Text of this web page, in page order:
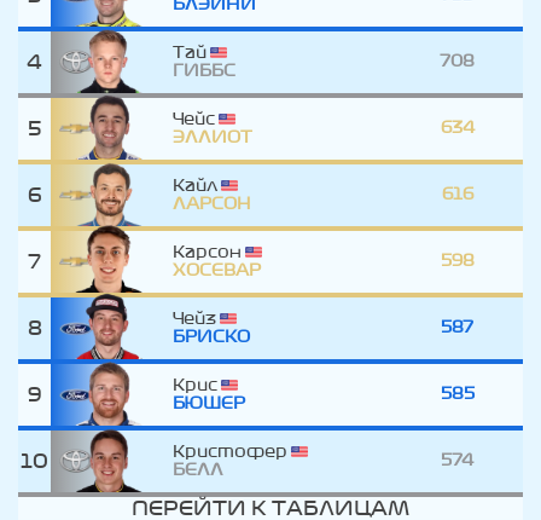
БЛЭЙНИ
4
Тай
ГИББС
708
5
Чейс
ЭЛЛИОТ
634
6
Кайл
ЛАРСОН
616
7
Карсон
ХОСЕВАР
598
8
Чейз
БРИСКО
587
9
Крис
БЮШЕР
585
10
Кристофер
БЕЛЛ
574
ПЕРЕЙТИ К ТАБЛИЦАМ